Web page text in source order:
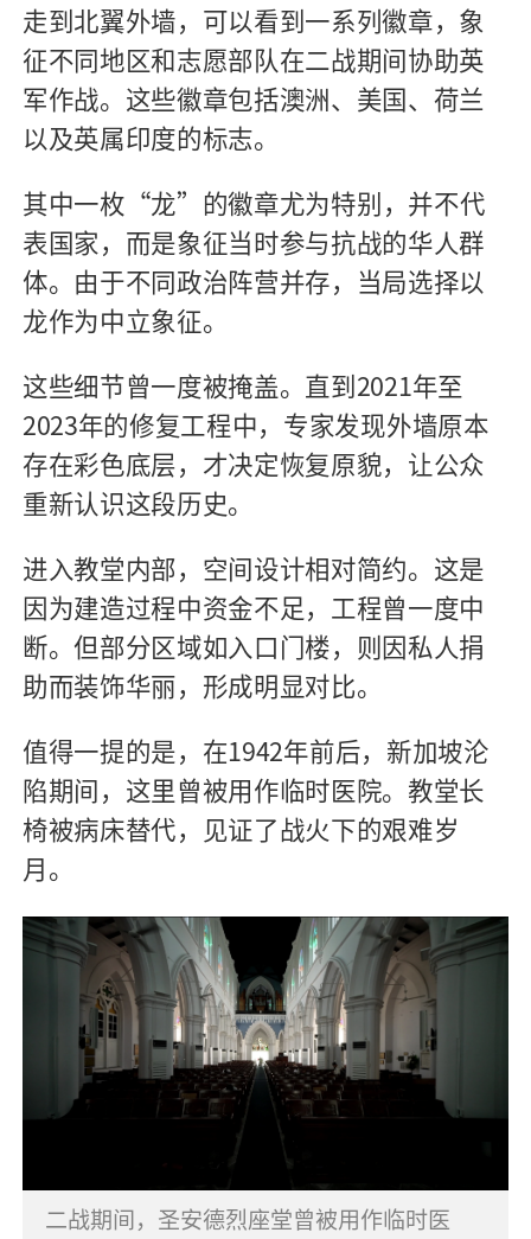
走到北翼外墙，可以看到一系列徽章，象
征不同地区和志愿部队在二战期间协助英
军作战。这些徽章包括澳洲、美国、荷兰
以及英属印度的标志。
其中一枚 “龙” 的徽章尤为特别，并不代
表国家，而是象征当时参与抗战的华人群
体。由于不同政治阵营并存，当局选择以
龙作为中立象征。
这些细节曾一度被掩盖。直到2021年至
2023年的修复工程中，专家发现外墙原本
存在彩色底层，才决定恢复原貌，让公众
重新认识这段历史。
进入教堂内部，空间设计相对简约。这是
因为建造过程中资金不足，工程曾一度中
断。但部分区域如入口门楼，则因私人捐
助而装饰华丽，形成明显对比。
值得一提的是，在1942年前后，新加坡沦
陷期间，这里曾被用作临时医院。教堂长
椅被病床替代，见证了战火下的艰难岁
月。
二战期间，圣安德烈座堂曾被用作临时医